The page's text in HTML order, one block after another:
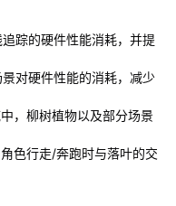
踪的硬件性能消耗，并提
对硬件性能的消耗，减少
，柳树植物以及部分场景
色行走/奔跑时与落叶的交